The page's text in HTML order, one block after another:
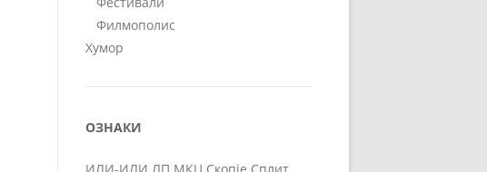
Филмополис
Хумор
ОЗНАКИ
ИЛИ-ИЛИ ЛП МКЦ Скопје Сплит